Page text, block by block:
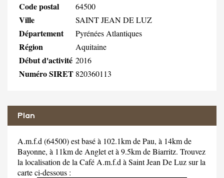
Code postal 64500
Ville SAINT JEAN DE LUZ
Département Pyrénées Atlantiques
Région Aquitaine
Début d'activité 2016
Numéro SIRET 820360113
Plan
A.m.f.d (64500) est basé à 102.1km de Pau, à 14km de
Bayonne, à 11km de Anglet et à 9.5km de Biarritz. Trouvez
la localisation de la Café A.m.f.d à Saint Jean De Luz sur la
carte ci-dessous :